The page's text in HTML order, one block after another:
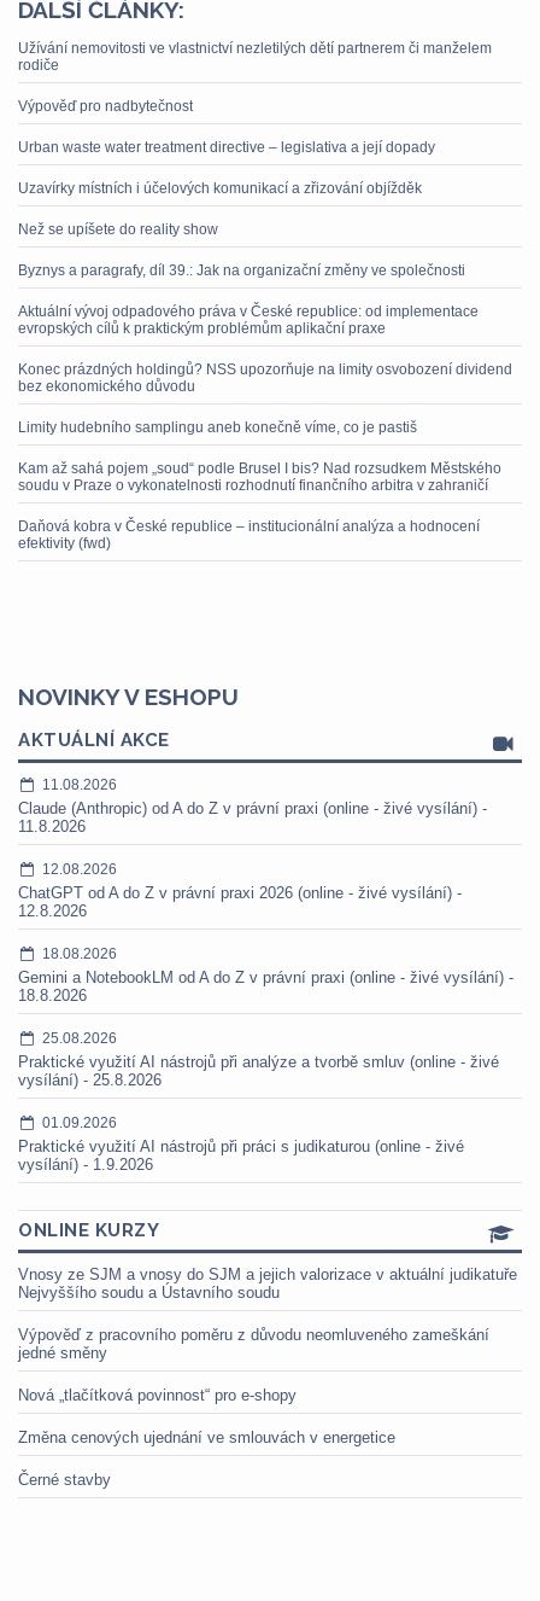
DALŠÍ ČLÁNKY:
Užívání nemovitosti ve vlastnictví nezletilých dětí partnerem či manželem
rodiče
Výpověď pro nadbytečnost
Urban waste water treatment directive – legislativa a její dopady
Uzavírky místních i účelových komunikací a zřizování objížděk
Než se upíšete do reality show
Byznys a paragrafy, díl 39.: Jak na organizační změny ve společnosti
Aktuální vývoj odpadového práva v České republice: od implementace
evropských cílů k praktickým problémům aplikační praxe
Konec prázdných holdingů? NSS upozorňuje na limity osvobození dividend
bez ekonomického důvodu
Limity hudebního samplingu aneb konečně víme, co je pastiš
Kam až sahá pojem „soud“ podle Brusel I bis? Nad rozsudkem Městského
soudu v Praze o vykonatelnosti rozhodnutí finančního arbitra v zahraničí
Daňová kobra v České republice – institucionální analýza a hodnocení
efektivity (fwd)
NOVINKY V ESHOPU
AKTUÁLNÍ AKCE
11.08.2026
Claude (Anthropic) od A do Z v právní praxi (online - živé vysílání) -
11.8.2026
12.08.2026
ChatGPT od A do Z v právní praxi 2026 (online - živé vysílání) -
12.8.2026
18.08.2026
Gemini a NotebookLM od A do Z v právní praxi (online - živé vysílání) -
18.8.2026
25.08.2026
Praktické využití AI nástrojů při analýze a tvorbě smluv (online - živé
vysílání) - 25.8.2026
01.09.2026
Praktické využití AI nástrojů při práci s judikaturou (online - živé
vysílání) - 1.9.2026
ONLINE KURZY
Vnosy ze SJM a vnosy do SJM a jejich valorizace v aktuální judikatuře
Nejvyššího soudu a Ústavního soudu
Výpověď z pracovního poměru z důvodu neomluveného zameškání
jedné směny
Nová „tlačítková povinnost“ pro e-shopy
Změna cenových ujednání ve smlouvách v energetice
Černé stavby